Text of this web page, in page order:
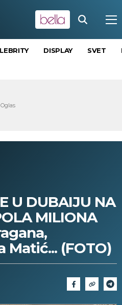
DISPLAY SVET
U DUBAIJU NA
MILIONA
Matić... (FOTO)